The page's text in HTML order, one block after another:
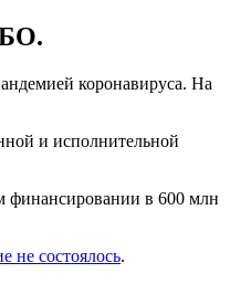
коронавируса. На
и исполнительной
финансировании в 600 млн
не состоялось.